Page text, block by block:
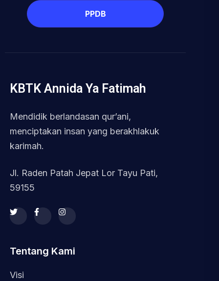
PPDB
KBTK Annida Ya Fatimah
Mendidik berlandasan qur’ani,
menciptakan insan yang berakhlakuk
karimah.
Jl. Raden Patah Jepat Lor Tayu Pati,
59155
Tentang Kami
Visi